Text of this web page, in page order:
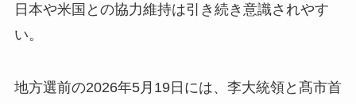
日本や米国との協力維持は引き続き意識されやす
い。
地方選前の2026年5月19日には、李大統領と髙市首